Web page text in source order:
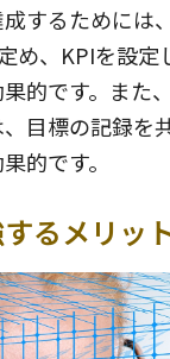
するためには
め、KPIを設
的です。また
目標の記録を
的です。
るメリッ